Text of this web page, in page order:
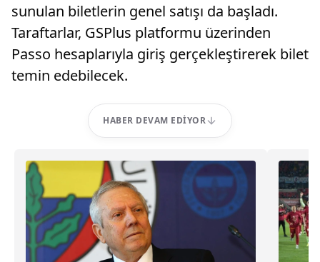
sunulan biletlerin genel satışı da başladı.
Taraftarlar, GSPlus platformu üzerinden
Passo hesaplarıyla giriş gerçekleştirerek bilet
temin edebilecek.
HABER DEVAM EDIYOR